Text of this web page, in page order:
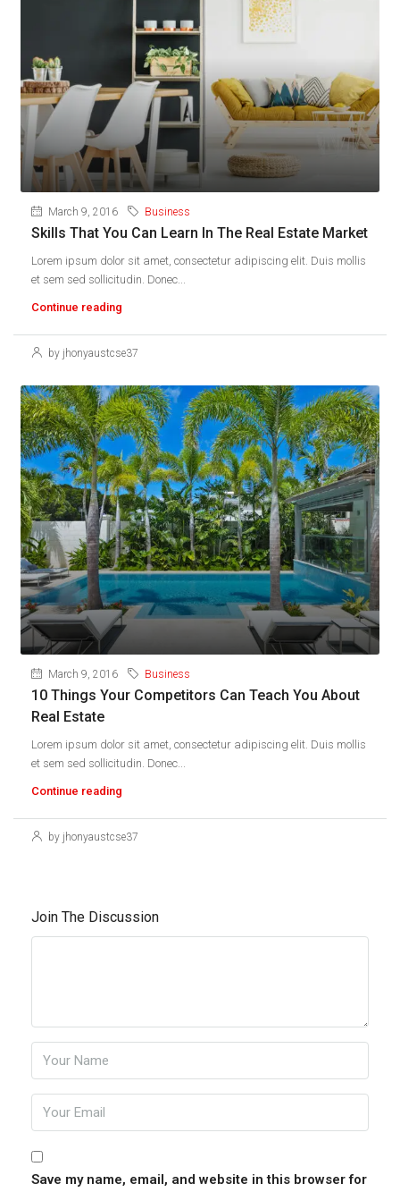
March 9, 2016 Business
Skills That You Can Learn In The Real Estate Market
Lorem ipsum dolor sit amet, consectetur adipiscing elit. Duis mollis
et sem sed sollicitudin. Donec...
Continue reading
by jhonyaustcse37
March 9, 2016 Business
10 Things Your Competitors Can Teach You About
Real Estate
Lorem ipsum dolor sit amet, consectetur adipiscing elit. Duis mollis
et sem sed sollicitudin. Donec...
Continue reading
by jhonyaustcse37
Join The Discussion
Save my name, email, and website in this browser for